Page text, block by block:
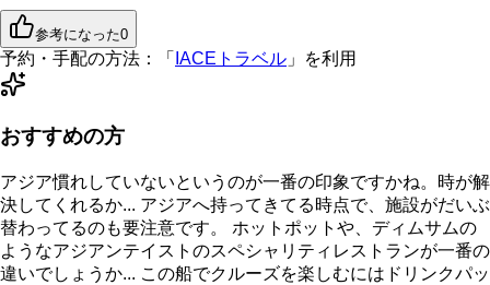
参考になった0
予約・手配の方法： 「 IACEトラベル 」を利用
おすすめの方
アジア慣れしていないというのが一番の印象ですかね。時が解
決してくれるか... アジアへ持ってきてる時点で、施設がだいぶ
替わってるのも要注意です。 ホットポットや、ディムサムの
ようなアジアンテイストのスペシャリティレストランが一番の
違いでしょうか... この船でクルーズを楽しむにはドリンクパッ